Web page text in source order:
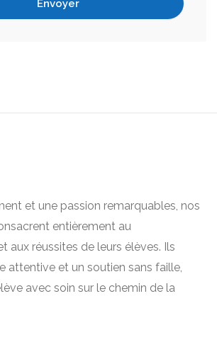
et une passion remarquables, nos
entièrement au
aux réussites de leurs élèves. Ils
attentive et un soutien sans faille,
avec soin sur le chemin de la